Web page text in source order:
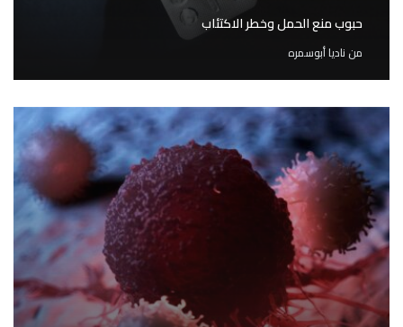
حبوب منع الحمل وخطر الاكتئاب
من ناديا أبوسمره